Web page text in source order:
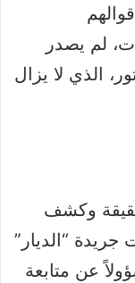
لم يصدر
الذي لا يزال
وكشف
جريدة “الديار”
عن متابعة